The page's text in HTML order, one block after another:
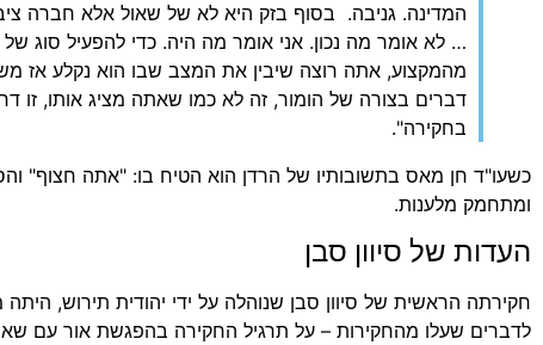
המדינה. גניבה. בסוף בזק היא לא של שאול אלא חברה
… לא אומר מה נכון. אני אומר מה היה. כדי להפעיל סוג של
מהמקצוע, אתה רוצה שיבין את המצב שבו הוא נקלע אז
דברים בצורה של הומור, זה לא כמו שאתה מציג אותו, זו
בחקירה".
כשעו"ד חן מאס בתשובותיו של הרדן הוא הטיח בו: "אתה חצוף"
ומתחמק מלענות.
העדות של סיוון סבן
חקירתה הראשית של סיוון סבן שנוהלה על ידי יהודית תירוש,
לדברים שעלו מהחקירות – על תרגיל החקירה בהפגשת אור עם